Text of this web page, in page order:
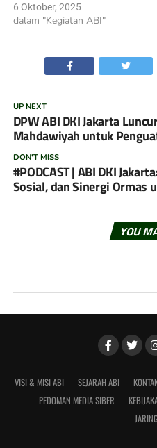
6 Oktober, 2025
dalam "Kegiatan ABI"
UP NEXT
DPW ABI DKI Jakarta
Mahdawiyah untuk
DON'T MISS
#PODCAST | ABI DKI
Sosial, dan Sinergi Ormas
YOU
VISI & MISI ABI SEJARAH ABI
PEDOMAN MEDIA SIBER